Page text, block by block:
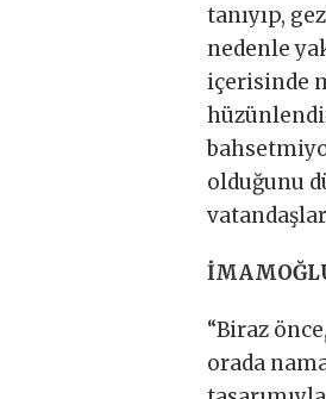
tanıyıp,
nedenle
içerisinde
olduğunu
“Biraz
orada